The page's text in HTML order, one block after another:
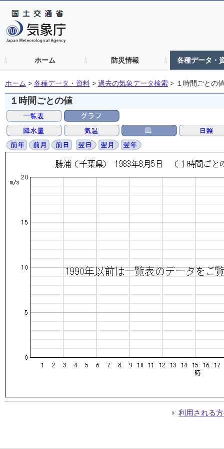
ホーム 防災情報 各種データ・
ホーム > 各種データ・資料 > 過去の気象データ検索 > １時間ごとの
１時間ごとの値
利用される